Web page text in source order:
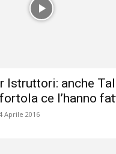
Istruttori: anche
ce l’hanno
Aprile 2016